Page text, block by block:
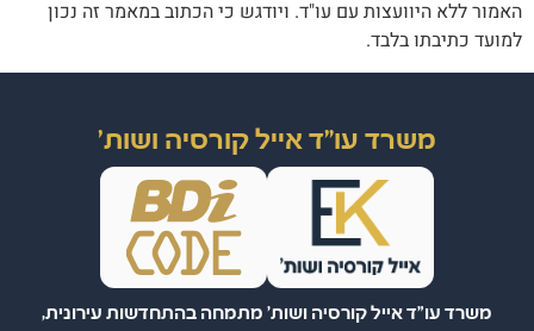
האמור ללא היוועצות עם עו"ד. ויודגש כי הכתוב במאמר זה נכון
למועד כתיבתו בלבד.
משרד עו"ד אייל קורסיה ושות'
משרד עו"ד אייל קורסיה ושות' מתמחה בהתחדשות עירונית,